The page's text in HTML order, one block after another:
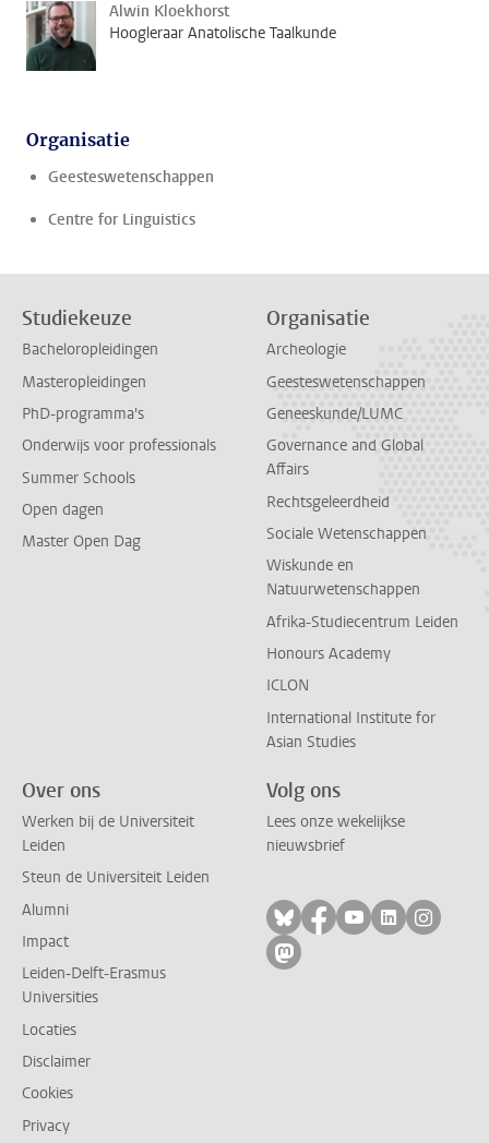
Alwin Kloekhorst
Hoogleraar Anatolische Taalkunde
Organisatie
Geesteswetenschappen
Centre for Linguistics
Studiekeuze
Bacheloropleidingen
Masteropleidingen
PhD-programma's
Onderwijs voor professionals
Summer Schools
Open dagen
Master Open Dag
Organisatie
Archeologie
Geesteswetenschappen
Geneeskunde/LUMC
Governance and Global
Affairs
Rechtsgeleerdheid
Sociale Wetenschappen
Wiskunde en
Natuurwetenschappen
Afrika-Studiecentrum Leiden
Honours Academy
ICLON
International Institute for
Asian Studies
Over ons
Werken bij de Universiteit
Leiden
Steun de Universiteit Leiden
Alumni
Impact
Leiden-Delft-Erasmus
Universities
Locaties
Disclaimer
Cookies
Privacy
Volg ons
Lees onze wekelijkse
nieuwsbrief
Volg ons op bluesky
Volg ons op
Volg ons op
Volg ons
Volg
Volg ons op mastodon